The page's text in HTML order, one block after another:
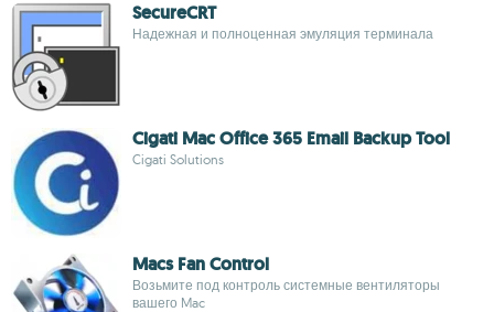
SecureCRT
Надежная и полноценная эмуляция терминала
Cigati Mac Office 365 Email Backup Tool
Cigati Solutions
Macs Fan Control
Возьмите под контроль системные вентиляторы
вашего Mac